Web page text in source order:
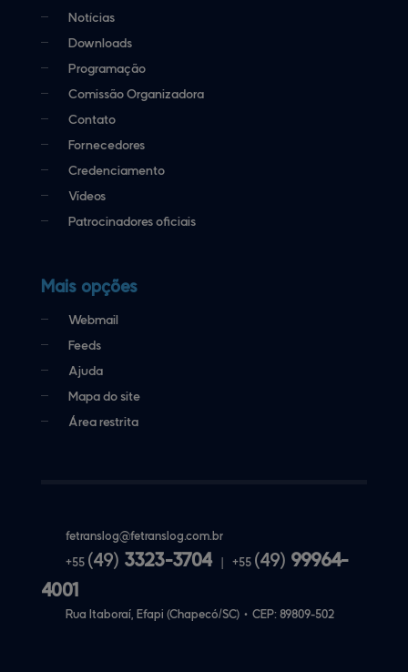
Notícias
Downloads
Programação
Comissão Organizadora
Contato
Fornecedores
Credenciamento
Vídeos
Patrocinadores oficiais
Mais opções
Webmail
Feeds
Ajuda
Mapa do site
Área restrita
fetranslog@fetranslog.com.br
+55 (49) 3323-3704 | +55 (49) 99964-
4001
Rua Itaboraí, Efapi (Chapecó/SC) • CEP: 89809-502